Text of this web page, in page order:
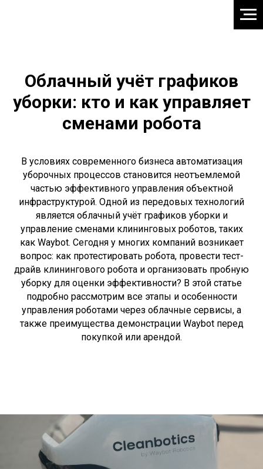
Облачный учёт графиков
уборки: кто и как управляет
сменами робота
В условиях современного бизнеса автоматизация
уборочных процессов становится неотъемлемой
частью эффективного управления объектной
инфраструктурой. Одной из передовых технологий
является облачный учёт графиков уборки и
управление сменами клининговых роботов, таких
как Waybot. Сегодня у многих компаний возникает
вопрос: как протестировать робота, провести тест-
драйв клинингового робота и организовать пробную
уборку для оценки эффективности? В этой статье
подробно рассмотрим все этапы и особенности
управления роботами через облачные сервисы, а
также преимущества демонстрации Waybot перед
покупкой или арендой.